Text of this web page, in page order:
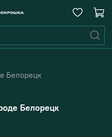
Белорецк
Белорецк